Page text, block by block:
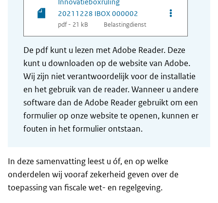
20211228 IBOX 000002
pdf - 21 kB Belastingdienst
Opties van
De pdf kunt u lezen met Adobe Reader. Deze
kunt u downloaden op de website van Adobe.
Wij zijn niet verantwoordelijk voor de installatie
en het gebruik van de reader. Wanneer u andere
software dan de Adobe Reader gebruikt om een
formulier op onze website te openen, kunnen er
fouten in het formulier ontstaan.
In deze samenvatting leest u óf, en op welke
onderdelen wij vooraf zekerheid geven over de
toepassing van fiscale wet- en regelgeving.